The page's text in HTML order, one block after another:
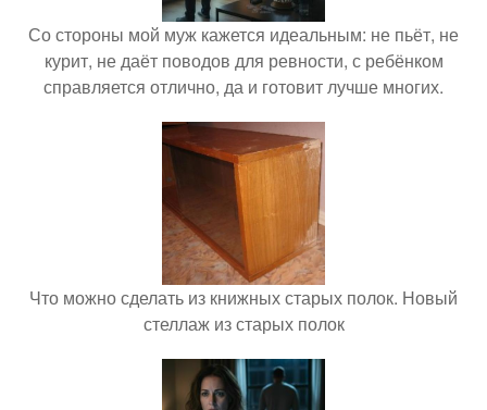
Со стороны мой муж кажется идеальным: не пьёт, не
курит, не даёт поводов для ревности, с ребёнком
справляется отлично, да и готовит лучше многих.
Что можно сделать из книжных старых полок. Новый
стеллаж из старых полок